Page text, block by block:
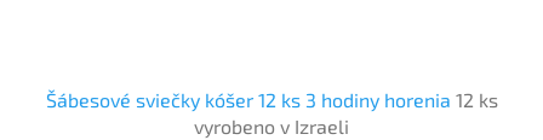
Šábesové sviečky kóšer 12 ks 3 hodiny horenia 12 ks
vyrobeno v Izraeli